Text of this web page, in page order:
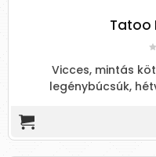
Tatoo
Vicces, mintás
legénybúcsúk,